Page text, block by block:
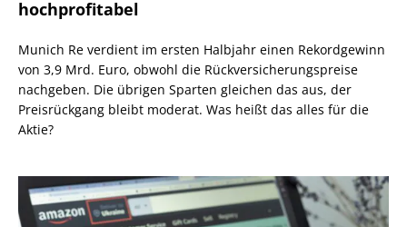
hochprofitabel
Munich Re verdient im ersten Halbjahr einen Rekordgewinn
von 3,9 Mrd. Euro, obwohl die Rückversicherungspreise
nachgeben. Die übrigen Sparten gleichen das aus, der
Preisrückgang bleibt moderat. Was heißt das alles für die
Aktie?